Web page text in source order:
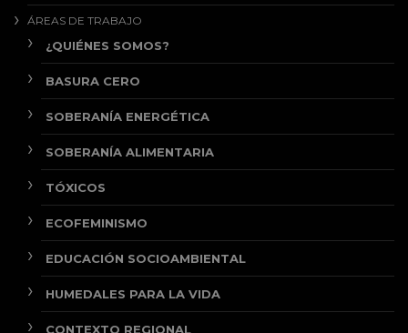
ÁREAS DE TRABAJO
¿QUIÉNES SOMOS?
BASURA CERO
SOBERANÍA ENERGÉTICA
SOBERANÍA ALIMENTARIA
TÓXICOS
ECOFEMINISMO
EDUCACIÓN SOCIOAMBIENTAL
HUMEDALES PARA LA VIDA
CONTEXTO REGIONAL